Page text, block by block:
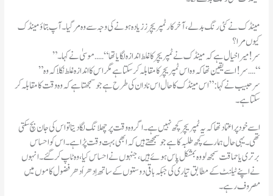
مینڈک نے کئی رنگ بدلے،آخرکار ٹمپریچرز زیادہ ہونے کی وجہ سے وہ مر گیا۔آپ بتاؤ مینڈک
کیوں مرا؟
”سر!میرا خیال ہے کہ مینڈک نے ٹمپریچر کا غلط اندازہ لگایا تھا“․․․․․موسیٰ نے کہا۔
”سر!اسے یقین تھا کہ وہ اس ٹمپریچر کا مقابلہ کر سکتا ہے مگر اس کا اندازہ غلط نکلا کہ وہ․․․․“
سر حبیب نے کہا:”اس مینڈک کا حال اس نادان کی طرح ہے جو سمجھتا ہے کہ وہ وقت کا مقابلہ کر
سکتا ہے۔
اسے خود پر اعتماد تھا کہ یہ ٹمپریچر کچھ نہیں ہے۔اگر وہ وقت پر چھلانگ لگا دیتا تو اس کی جان بچ سکتی
تھی۔یہی حال ہمارے کچھ طلبہ کا ہے جو سمجھتے ہیں کہ ابھی بہت وقت پڑا ہے۔اس کو احساس
برتری یا حماقت سمجھ لو وہ بمشکل پاس ہوئے ہیں،جنہوں نے احساس کیا،وہ ٹاپ کر گئے۔انہوں
نے اپنے ٹیلنٹ کے مطابق تیاری کی جبکہ باقی دوستوں کے ساتھ اِدھر اُدھر فضول کاموں میں
مصروف رہے۔